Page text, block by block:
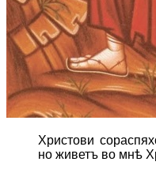
Христови
но живетъ во мнѣ